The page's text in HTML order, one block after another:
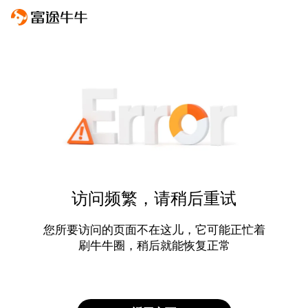
访问频繁，请稍后重试
您所要访问的页面不在这儿，它可能正忙着
刷牛牛圈，稍后就能恢复正常